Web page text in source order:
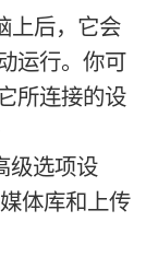
上后，它会
运行。你可
所连接的设
级选项设
体库和上传